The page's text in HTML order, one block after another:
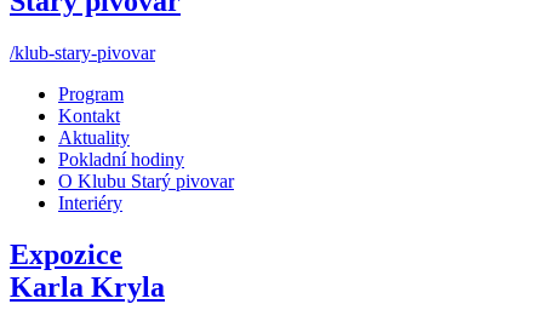
/klub-stary-pivovar
Program
Kontakt
Aktuality
Pokladní hodiny
O Klubu Starý pivovar
Interiéry
Expozice
Karla Kryla